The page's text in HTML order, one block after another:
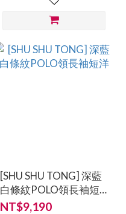
[SHU SHU TONG] 深藍
白條紋POLO領長袖短
洋
NT$9,190